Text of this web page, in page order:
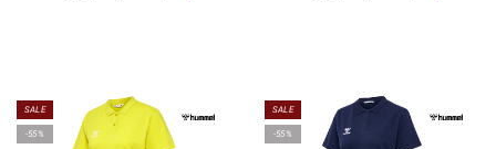
SALE
-55%
SALE
-55%